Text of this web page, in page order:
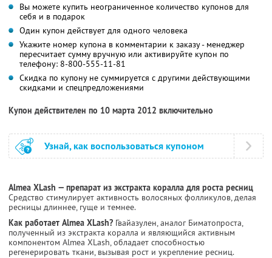
Вы можете купить неограниченное количество купонов для
себя и в подарок
Один купон действует для одного человека
Укажите номер купона в комментарии к заказу - менеджер
пересчитает сумму вручную или активируйте купон по
телефону: 8-800-555-11-81
Скидка по купону не суммируется с другими действующими
скидками и спецпредложениями
Купон действителен по 10 марта 2012 включительно
Узнай, как воспользоваться купоном
Almea XLash — препарат из экстракта коралла для роста ресниц
Средство стимулирует активность волосяных фолликулов, делая
ресницы длиннее, гуще и темнее.
Как работает Almea XLash? Гвайазулен, аналог Биматопроста,
полученный из экстракта коралла и являющийся активным
компонентом Almea XLash, обладает способностью
регенерировать ткани, вызывая рост и укрепление ресниц.